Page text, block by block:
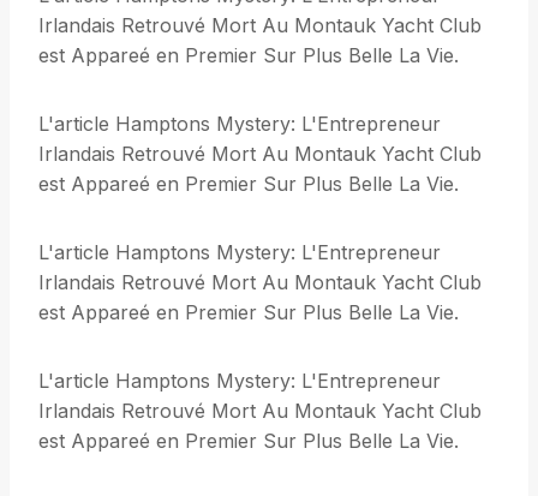
Irlandais Retrouvé Mort Au Montauk Yacht Club
est Appareé en Premier Sur Plus Belle La Vie.
L'article Hamptons Mystery: L'Entrepreneur
Irlandais Retrouvé Mort Au Montauk Yacht Club
est Appareé en Premier Sur Plus Belle La Vie.
L'article Hamptons Mystery: L'Entrepreneur
Irlandais Retrouvé Mort Au Montauk Yacht Club
est Appareé en Premier Sur Plus Belle La Vie.
L'article Hamptons Mystery: L'Entrepreneur
Irlandais Retrouvé Mort Au Montauk Yacht Club
est Appareé en Premier Sur Plus Belle La Vie.